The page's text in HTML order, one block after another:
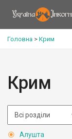
Головна > Крим
Крим
Алушта